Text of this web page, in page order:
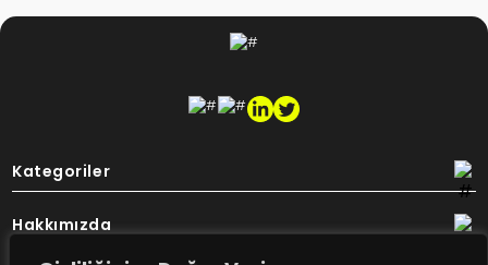
Kategoriler
Hakkımızda